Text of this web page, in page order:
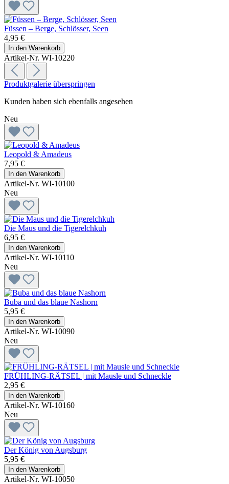
Füssen – Berge, Schlösser, Seen
4,95 €
In den Warenkorb
Artikel-Nr. WI-10220
Produktgalerie überspringen
Kunden haben sich ebenfalls angesehen
Neu
Leopold & Amadeus
7,95 €
In den Warenkorb
Artikel-Nr. WI-10100
Neu
Die Maus und die Tigerelchkuh
6,95 €
In den Warenkorb
Artikel-Nr. WI-10110
Neu
Buba und das blaue Nashorn
5,95 €
In den Warenkorb
Artikel-Nr. WI-10090
Neu
FRÜHLING-RÄTSEL | mit Mausle und Schneckle
2,95 €
In den Warenkorb
Artikel-Nr. WI-10160
Neu
Der König von Augsburg
5,95 €
In den Warenkorb
Artikel-Nr. WI-10050